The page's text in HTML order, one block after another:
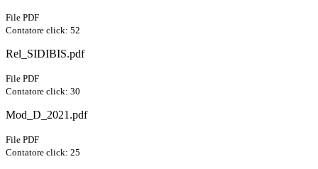
File PDF
Contatore click: 52
Rel_SIDIBIS.pdf
File PDF
Contatore click: 30
Mod_D_2021.pdf
File PDF
Contatore click: 25